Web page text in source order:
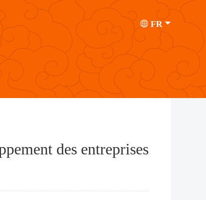
FR
des entreprises